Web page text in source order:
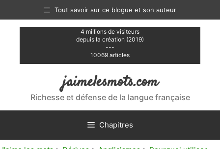
contenu
Tout savoir sur ce blogue et son auteur
4 millions de visiteurs
depuis la création (2019)
---
10069 articles
jaimelesmots.com
Richesse et défense de la langue française
Chapitres